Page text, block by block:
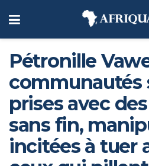
Pétronille
communautés
prises avec
sans fin,
incitées à tuer